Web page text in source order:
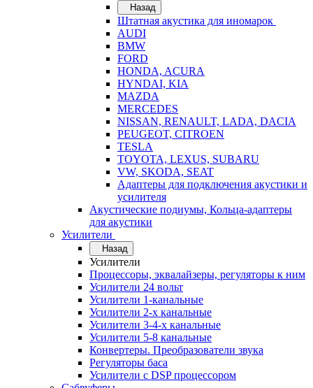
Назад
Штатная акустика для иномарок
AUDI
BMW
FORD
HONDA, ACURA
HYNDAI, KIA
MAZDA
MERCEDES
NISSAN, RENAULT, LADA, DACIA
PEUGEOT, CITROEN
TESLA
TOYOTA, LEXUS, SUBARU
VW, SKODA, SEAT
Адаптеры для подключения акустики и
усилителя
Акустические подиумы, Кольца-адаптеры
для акустики
Усилители
Назад
Усилители
Процессоры, эквалайзеры, регуляторы к ним
Усилители 24 вольт
Усилители 1-канальные
Усилители 2-х канальные
Усилители 3-4-х канальные
Усилители 5-8 канальные
Конвертеры. Преобразователи звука
Регуляторы баса
Усилители с DSP процессором